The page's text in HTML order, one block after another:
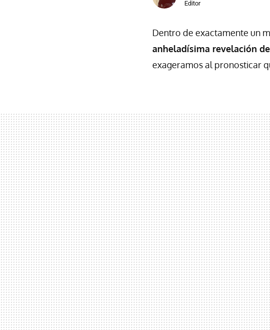
Editor
Dentro de exactamente un
anheladísima revelación
exageramos al pronosticar